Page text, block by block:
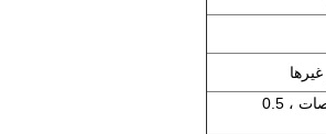
0.1 مم لـ 2 بوصة ، 0.2 مم لـ 3 بوصات ، 0.3 مم لـ 4 بوصات ، 0.5